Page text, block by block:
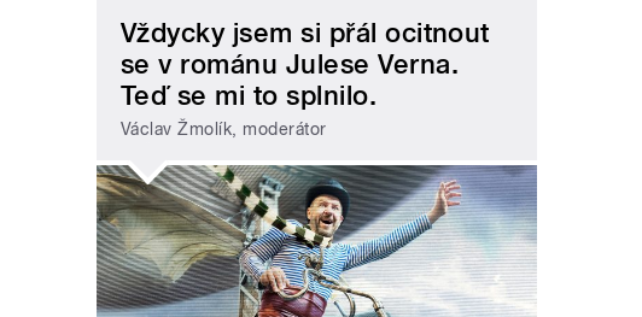
Vždycky jsem si přál ocitnout
se v románu Julese Verna.
Teď se mi to splnilo.
Václav Žmolík, moderátor